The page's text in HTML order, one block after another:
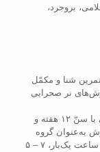
بروجرد،
شنا و مکمّل
لامینین و پروکلاژن ۳ کبد موش‌های نر صحرایی
مواد و روش‌ها: چهل‌وهشت سر موش نر صحرایی با سنّ ۱۲ هفته و
هشت موش به‌عنوان گروه
کنترل جدا شد. به چهل موش به مدت ۴ روز هر ۸ ساعت یک‌بار، ۷ – ۵